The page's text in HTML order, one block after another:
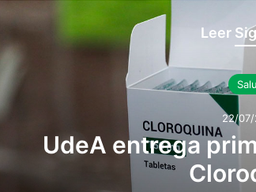
Leer
22/
UdeA entrega